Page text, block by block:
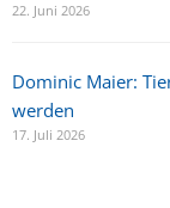
22. Juni 2026
Dominic Maier:
werden
17. Juli 2026